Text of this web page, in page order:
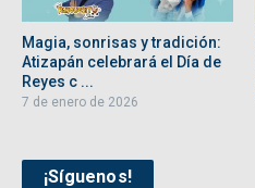
Magia, sonrisas y tradición:
Atizapán celebrará el Día de
Reyes c ...
7 de enero de 2026
¡Síguenos!